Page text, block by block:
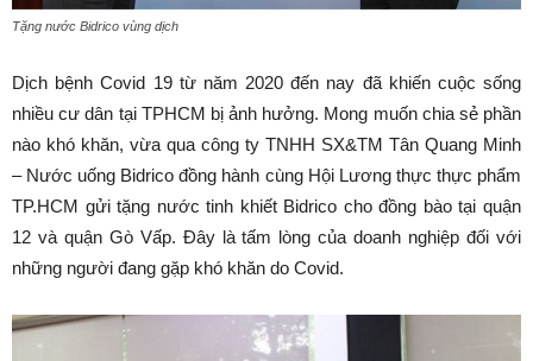
Tặng nước Bidrico vùng dịch
Dịch bệnh Covid 19 từ năm 2020 đến nay đã khiến cuộc sống
nhiều cư dân tại TPHCM bị ảnh hưởng. Mong muốn chia sẻ phần
nào khó khăn, vừa qua công ty TNHH SX&TM Tân Quang Minh
– Nước uống Bidrico đồng hành cùng Hội Lương thực thực phẩm
TP.HCM gửi tặng nước tinh khiết Bidrico cho đồng bào tại quận
12 và quận Gò Vấp. Đây là tấm lòng của doanh nghiệp đối với
những người đang gặp khó khăn do Covid.